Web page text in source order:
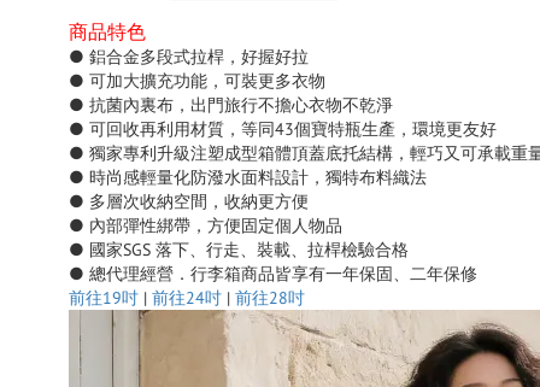
商品特色
● 鋁合金多段式拉桿，好握好拉
● 可加大擴充功能，可裝更多衣物
● 抗菌內裏布，出門旅行不擔心衣物不乾淨
● 可回收再利用材質，等同43個寶特瓶生產，環境更友好
● 獨家專利升級注塑成型箱體頂蓋底托結構，輕巧又可承載重
● 時尚感輕量化防潑水面料設計，獨特布料織法
● 多層次收納空間，收納更方便
● 內部彈性綁帶，方便固定個人物品
● 國家SGS 落下、行走、裝載、拉桿檢驗合格
● 總代理經營．行李箱商品皆享有一年保固、二年保修
前往19吋 | 前往24吋 | 前往28吋